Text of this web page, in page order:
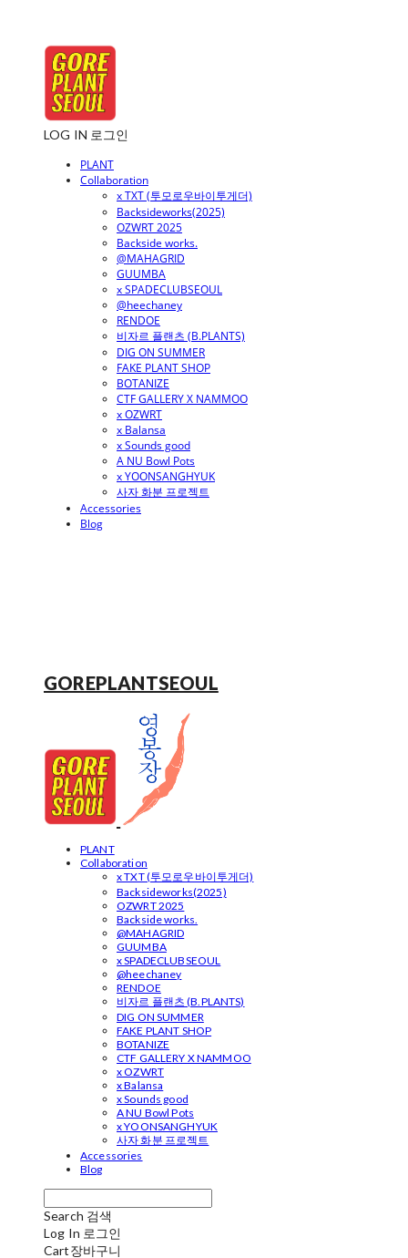
LOG IN 로그인
PLANT
Collaboration
x TXT (투모로우바이투게더)
Backsideworks(2025)
OZWRT 2025
Backside works.
@MAHAGRID
GUUMBA
x SPADECLUBSEOUL
@heechaney
RENDOE
비자르 플랜츠 (B.PLANTS)
DIG ON SUMMER
FAKE PLANT SHOP
BOTANIZE
CTF GALLERY X NAMMOO
x OZWRT
x Balansa
x Sounds good
A NU Bowl Pots
x YOONSANGHYUK
사자 화분 프로젝트
Accessories
Blog
GOREPLANTSEOUL
PLANT
Collaboration
x TXT (투모로우바이투게더)
Backsideworks(2025)
OZWRT 2025
Backside works.
@MAHAGRID
GUUMBA
x SPADECLUBSEOUL
@heechaney
RENDOE
비자르 플랜츠 (B.PLANTS)
DIG ON SUMMER
FAKE PLANT SHOP
BOTANIZE
CTF GALLERY X NAMMOO
x OZWRT
x Balansa
x Sounds good
A NU Bowl Pots
x YOONSANGHYUK
사자 화분 프로젝트
Accessories
Blog
Search 검색
Log In 로그인
Cart장바구니